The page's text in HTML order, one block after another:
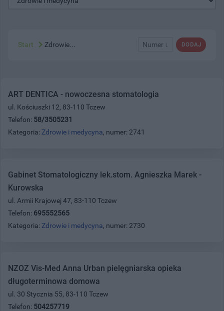
DODAJ
Numer ↓
Start Zdrowie...
ART DENTICA - nowoczesna stomatologia
ul. Kościuszki 12, 83-110 Tczew
Telefon: 58/3505231
Kategoria: Zdrowie i medycyna, numer: 2741
Gabinet Stomatologiczny lek.stom. Agnieszka Marek -
Kurowska
ul. Armii Krajowej 47, 83-110 Tczew
Telefon: 695552565
Kategoria: Zdrowie i medycyna, numer: 2730
NZOZ Vis-Med Anna Urban pielęgniarska opieka
długoterminowa domowa
ul. 30 Stycznia 55, 83-110 Tczew
Telefon: 504257719